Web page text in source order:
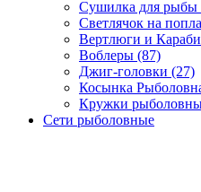
Сушилка для рыбы
Светлячок на
Вертлюги и
Воблеры (87)
Джиг-головки (27)
Косынка
Кружки
Сети рыболовные